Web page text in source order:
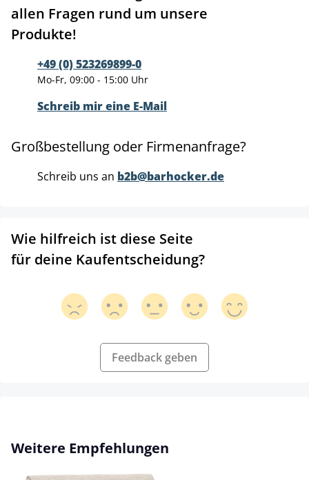
allen Fragen rund um unsere
Produkte!
+49 (0) 523269899-0
Mo-Fr, 09:00 - 15:00 Uhr
Schreib mir eine E-Mail
Großbestellung oder Firmenanfrage?
Schreib uns an b2b@barhocker.de
Wie hilfreich ist diese Seite
für deine Kaufentscheidung?
Feedback geben
Produktgalerie überspringen
Weitere Empfehlungen